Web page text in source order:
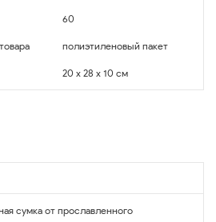
60
полиэтиленовый пакет
20 x 28 x 10 см
сумка от прославленного